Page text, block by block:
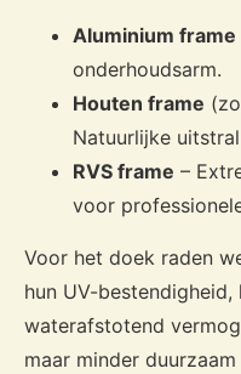
Aluminium frame
onderhoudsarm.
Houten frame
Natuurlijke
RVS frame –
voor
Voor het doek raden
hun UV-
waterafstotend
maar minder